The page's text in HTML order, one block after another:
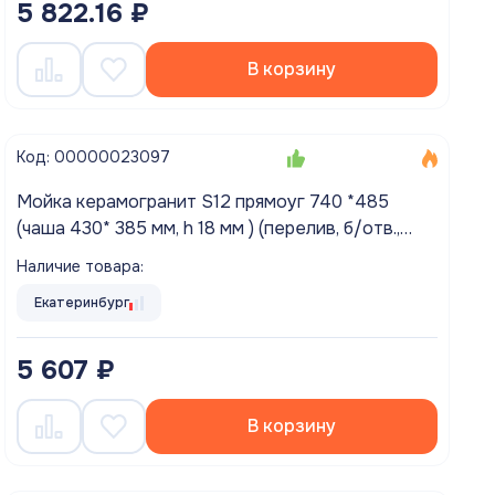
5 822.16 ₽
В корзину
Код: 00000023097
Мойка керамогранит S12 прямоуг 740 *485
(чаша 430* 385 мм, h 18 мм ) (перелив, б/отв.,
Наличие товара:
Екатеринбург
5 607 ₽
В корзину